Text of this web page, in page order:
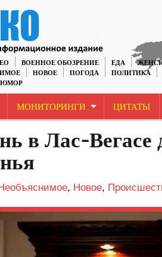
ВОЕННОЕ ОБОЗРЕНИЕ ЕДА
НОВОЕ ПОГОДА ПОЛИТИКА
ЮМОР
МОНИТОРИНГИ ЦИТАТЫ
в Лас-Вегасе
, Новое,